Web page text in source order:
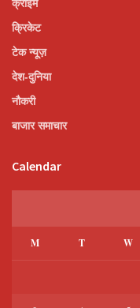
क्रिकेट
टेक न्यूज़
देश-दुनिया
नौकरी
बाजार समाचार
Calendar
M T W